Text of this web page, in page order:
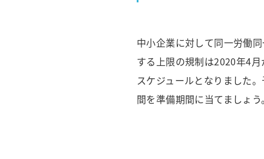
中小企業に対して同一労働
する上限の規制は2020年4
スケジュールとなりました
間を準備期間に当てましょう